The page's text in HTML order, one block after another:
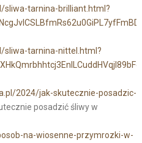
sliwa-tarnina-brilliant.html?
sliwa-tarnina-nittel.html?
2024/jak-skutecznie-posadzic-
posadzić śliwy w
na-wiosenne-przymrozki-w-